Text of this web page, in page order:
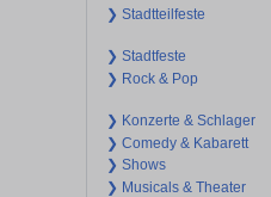
❯ Stadtteilfeste
❯ Stadtfeste
❯ Rock & Pop
❯ Konzerte & Schlager
❯ Comedy & Kabarett
❯ Shows
❯ Musicals & Theater